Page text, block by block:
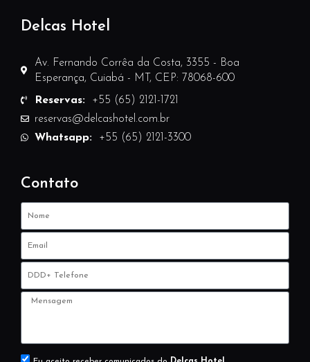
Delcas Hotel
Av. Fernando Corrêa da Costa, 3355 - Boa
Esperança, Cuiabá - MT, CEP: 78068-600
Reservas: +55 (65) 2121-1721
reservas@delcashotel.com.br
Whatsapp: +55 (65) 2121-3300
Contato